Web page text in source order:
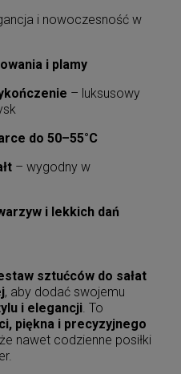
i nowoczesność w
i plamy
– luksusowy
do 50–55°C
– wygodny w
i lekkich dań
sztućców do sałat
, aby dodać swojemu
i elegancji . To
piękna i precyzyjnego
nawet codzienne posiłki